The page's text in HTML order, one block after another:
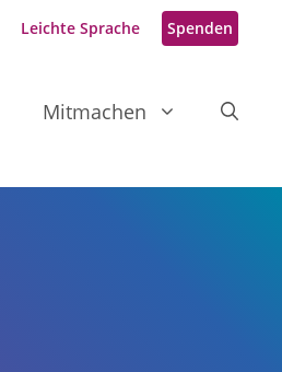
Leichte Sprache Spenden
Mitmachen